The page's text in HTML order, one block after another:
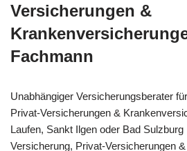
Versicherungen &
Fachmann
Unabhängiger Versicherungsberater
Privat-Versicherungen &
Laufen, Sankt Ilgen oder Bad Sulzburg
Versicherung, Privat-Versicherungen